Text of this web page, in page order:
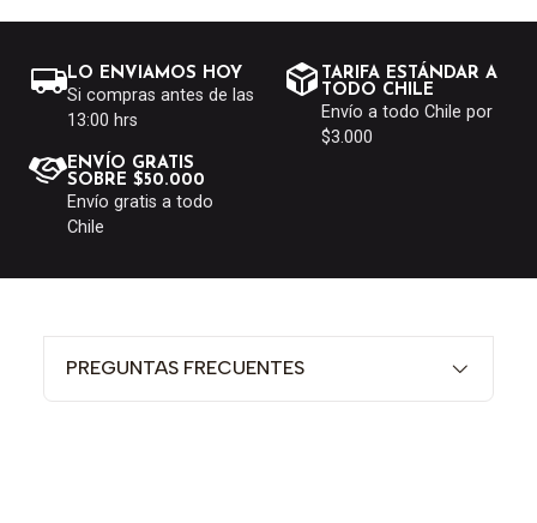
LO ENVIAMOS HOY
Si compras antes de las
13:00 hrs
TARIFA ESTÁNDAR A
TODO CHILE
Envío a todo Chile por
$3.000
ENVÍO GRATIS
SOBRE $50.000
Envío gratis a todo
Chile
PREGUNTAS FRECUENTES